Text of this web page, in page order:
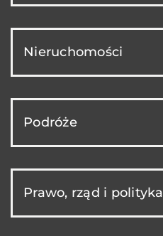
Nieruchomości
Podróże
Prawo, rząd i polityka